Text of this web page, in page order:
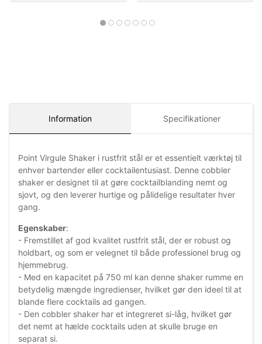
Information Specifikationer
Point Virgule Shaker i rustfrit stål er et essentielt værktøj til
enhver bartender eller cocktailentusiast. Denne cobbler
shaker er designet til at gøre cocktailblanding nemt og
sjovt, og den leverer hurtige og pålidelige resultater hver
gang.
Egenskaber:
- Fremstillet af god kvalitet rustfrit stål, der er robust og
holdbart, og som er velegnet til både professionel brug og
hjemmebrug.
- Med en kapacitet på 750 ml kan denne shaker rumme en
betydelig mængde ingredienser, hvilket gør den ideel til at
blande flere cocktails ad gangen.
- Den cobbler shaker har et integreret si-låg, hvilket gør
det nemt at hælde cocktails uden at skulle bruge en
separat si.